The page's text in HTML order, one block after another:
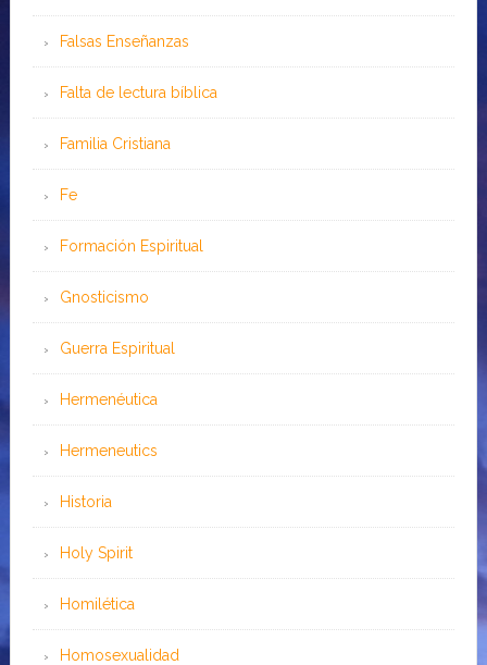
Falsas Enseñanzas
Falta de lectura bíblica
Familia Cristiana
Fe
Formación Espiritual
Gnosticismo
Guerra Espiritual
Hermenéutica
Hermeneutics
Historia
Holy Spirit
Homilética
Homosexualidad